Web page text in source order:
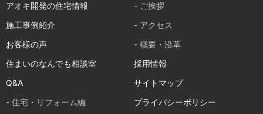
アオキ開発の住宅情報
施工事例紹介
お客様の声
住まいのなんでも相談室
Q&A
- 住宅・リフォーム編
- ご挨拶
- アクセス
- 概要・沿革
採用情報
サイトマップ
プライバシーポリシー